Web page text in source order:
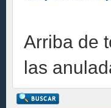
Arriba de
las